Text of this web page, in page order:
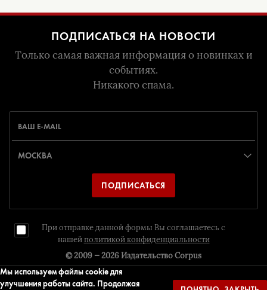
ПОДПИСАТЬСЯ НА НОВОСТИ
Только самая важная информация о новинках и
событиях.
Никакого спама.
ПОДПИСАТЬСЯ
При отправке данной формы Вы соглашаетесь с
нашей политикой конфиденциальности
© 2009 — 2026 Издательство Corpus
Мы используем файлы cookie для
улучшения работы сайта. Продолжая